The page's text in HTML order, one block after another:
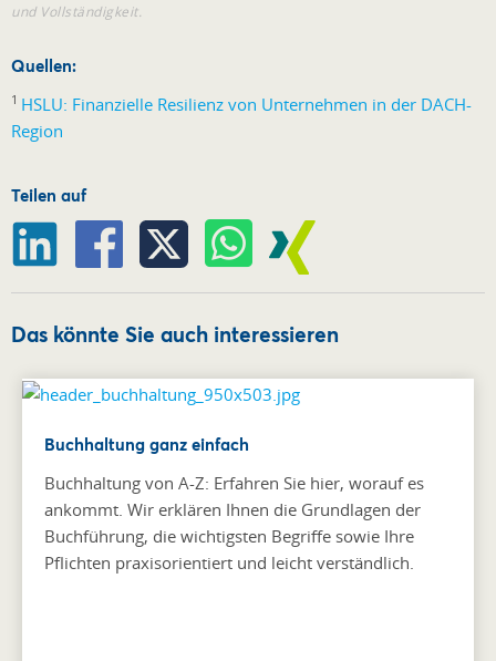
und Vollständigkeit.
Quellen:
1 HSLU: Finanzielle Resilienz von Unternehmen in der DACH-
Region
Teilen auf
Das könnte Sie auch interessieren
Buchhaltung ganz einfach
Buchhaltung von A-Z: Erfahren Sie hier, worauf es
ankommt. Wir erklären Ihnen die Grundlagen der
Buchführung, die wichtigsten Begriffe sowie Ihre
Pflichten praxisorientiert und leicht verständlich.